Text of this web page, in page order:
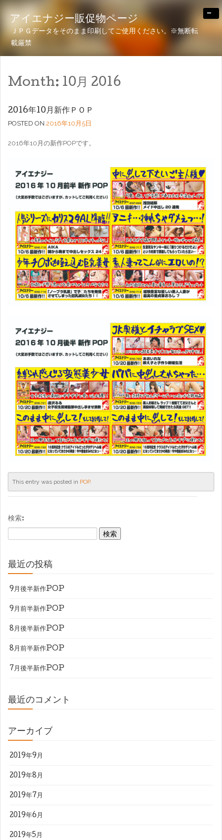
アイエナジー販促物ページ
ＪＰＧデータをそのまま印刷してご使用ください。※無断転
載厳禁
-
Month: 10月 2016
2016年10月新作ＰＯＰ
POSTED ON 2016年10月5日
2016年10月の新作POPです。
This entry was posted in POP.
検索:
最近の投稿
9月後半新作POP
9月前半新作POP
8月後半新作POP
8月前半新作POP
7月後半新作POP
最近のコメント
アーカイブ
2019年9月
2019年8月
2019年7月
2019年6月
2019年5月